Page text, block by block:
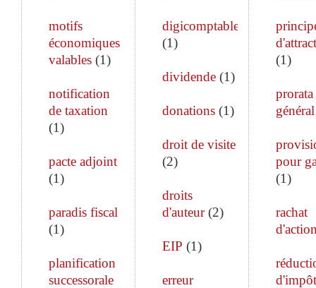
motifs
économiques
valables (1)
notification
de taxation
(1)
pacte adjoint
(1)
paradis fiscal
(1)
planification
successorale
digicomptable
(1)
dividende(1)
donations(1)
droit de visite
(2)
droits
d'auteur(2)
EIP (1)
erreur
(1)
prorata
général
pour
(1)
rachat
d'impôt